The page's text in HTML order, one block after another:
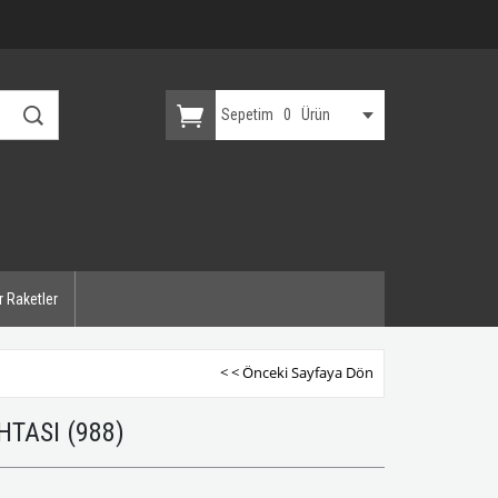
Sepetim 0 Ürün
Raketler
< < Önceki Sayfaya Dön
(988)